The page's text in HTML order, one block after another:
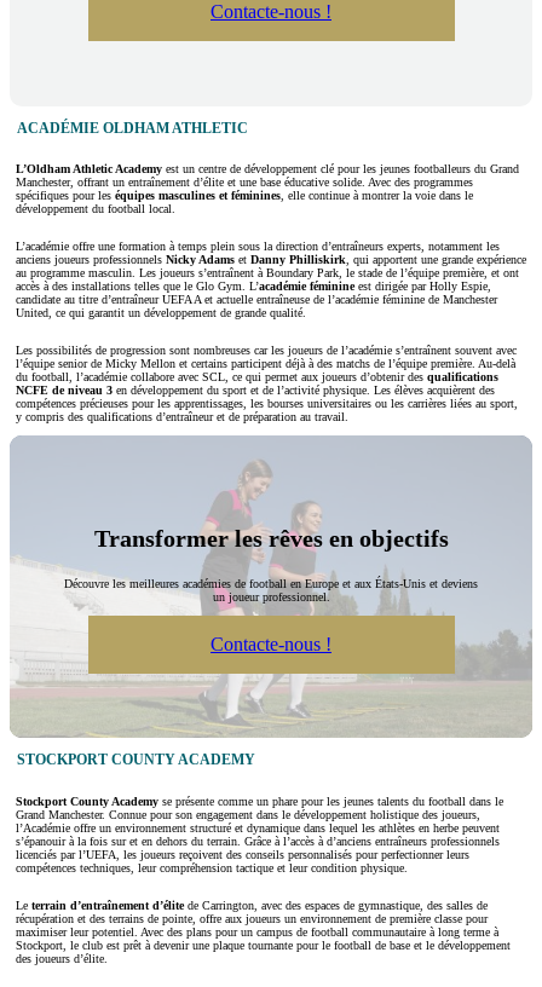
Contacte-nous !
ACADÉMIE OLDHAM ATHLETIC
L’Oldham Athletic Academy est un centre de développement clé pour les jeunes footballeurs du Grand
Manchester, offrant un entraînement d’élite et une base éducative solide. Avec des programmes
spécifiques pour les équipes masculines et féminines, elle continue à montrer la voie dans le
développement du football local.
L’académie offre une formation à temps plein sous la direction d’entraîneurs experts, notamment les
anciens joueurs professionnels Nicky Adams et Danny Philliskirk, qui apportent une grande expérience
au programme masculin. Les joueurs s’entraînent à Boundary Park, le stade de l’équipe première, et ont
accès à des installations telles que le Glo Gym. L’académie féminineest dirigée par Holly Espie,
candidate au titre d’entraîneur UEFA A et actuelle entraîneuse de l’académie féminine de Manchester
United, ce qui garantit un développement de grande qualité.
Les possibilités de progression sont nombreuses car les joueurs de l’académie s’entraînent souvent avec
l’équipe senior de Micky Mellon et certains participent déjà à des matchs de l’équipe première. Au-delà
du football, l’académie collabore avec SCL, ce qui permet aux joueurs d’obtenir des qualifications
NCFE de niveau 3 en développement du sport et de l’activité physique. Les élèves acquièrent des
compétences précieuses pour les apprentissages, les bourses universitaires ou les carrières liées au sport,
y compris des qualifications d’entraîneur et de préparation au travail.
Transformer les rêves en objectifs
Découvre les meilleures académies de football en Europe et aux États-Unis et deviens
un joueur professionnel.
Contacte-nous !
STOCKPORT COUNTY ACADEMY
Stockport County Academy se présente comme un phare pour les jeunes talents du football dans le
Grand Manchester. Connue pour son engagement dans le développement holistique des joueurs,
l’Académie offre un environnement structuré et dynamique dans lequel les athlètes en herbe peuvent
s’épanouir à la fois sur et en dehors du terrain. Grâce à l’accès à d’anciens entraîneurs professionnels
licenciés par l’UEFA, les joueurs reçoivent des conseils personnalisés pour perfectionner leurs
compétences techniques, leur compréhension tactique et leur condition physique.
Le terrain d’entraînement d’élitede Carrington, avec des espaces de gymnastique, des salles de
récupération et des terrains de pointe, offre aux joueurs un environnement de première classe pour
maximiser leur potentiel. Avec des plans pour un campus de football communautaire à long terme à
Stockport, le club est prêt à devenir une plaque tournante pour le football de base et le développement
des joueurs d’élite.